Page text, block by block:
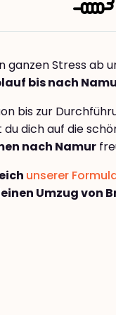
ganzen Stress ab
bis nach
bis zur
dich auf die
nach Namur
unserer
Umzug von